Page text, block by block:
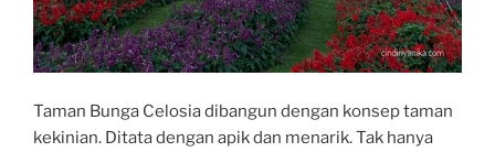
Taman Bunga Celosia dibangun dengan konsep taman
kekinian. Ditata dengan apik dan menarik. Tak hanya